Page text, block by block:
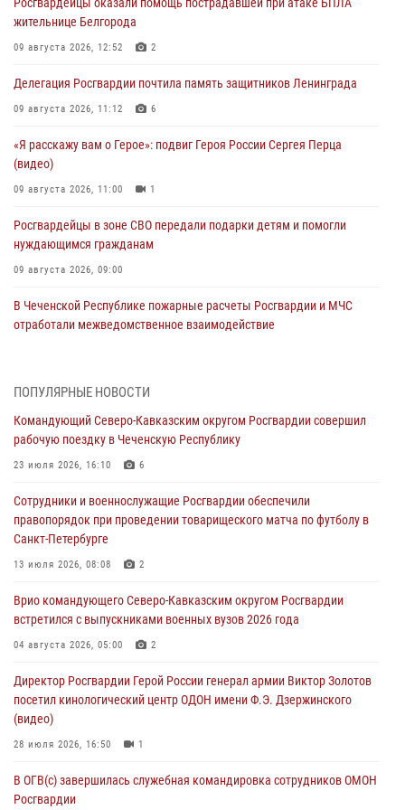
жительнице Белгорода
09 августа 2026, 12:52 2
Делегация Росгвардии почтила память защитников Ленинграда
09 августа 2026, 11:12 6
«Я расскажу вам о Герое»: подвиг Героя России Сергея Перца
(видео)
09 августа 2026, 11:00 1
Росгвардейцы в зоне СВО передали подарки детям и помогли
нуждающимся гражданам
09 августа 2026, 09:00
В Чеченской Республике пожарные расчеты Росгвардии и МЧС
отработали межведомственное взаимодействие
В Центральных регионах России продолжается ведомственная
09 августа 2026, 08:00
Лучшие футбольные команды Южного округа Росгвардии
09 августа 2026, 07:00
В Кузбассе росгвардейцы помогли вернуть горожанке пропавшую
мать
В Ульяновске росгвардейцы присоединились к донорской акции
(видео)
ПОПУЛЯРНЫЕ НОВОСТИ
Командующий Северо-Кавказским округом Росгвардии совершил
рабочую поездку в Чеченскую Республику
23 июля 2026, 16:10 6
Сотрудники и военнослужащие Росгвардии обеспечили
правопорядок при проведении товарищеского матча по футболу в
Санкт-Петербурге
13 июля 2026, 08:08 2
Врио командующего Северо-Кавказским округом Росгвардии
встретился с выпускниками военных вузов 2026 года
04 августа 2026, 05:00 2
Директор Росгвардии Герой России генерал армии Виктор Золотов
посетил кинологический центр ОДОН имени Ф.Э. Дзержинского
(видео)
28 июля 2026, 16:50 1
В ОГВ(с) завершилась служебная командировка сотрудников ОМОН
Росгвардии